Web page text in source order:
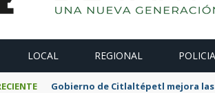
LOCAL REGIONAL
Gobierno de Citlaltépetl mejora